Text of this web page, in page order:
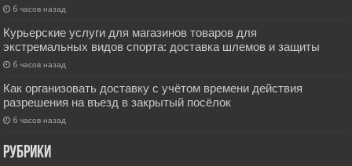
6 часов назад
Курьерские услуги для магазинов товаров для
экстремальных видов спорта: доставка шлемов и защиты
6 часов назад
Как организовать доставку с учётом времени действия
разрешения на въезд в закрытый посёлок
6 часов назад
РУбрики